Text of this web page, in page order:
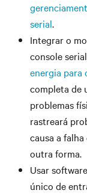
serial.
Integrar o
console
energia para
completa de
problemas
rastreará
causa a
outra forma.
Usar
único de